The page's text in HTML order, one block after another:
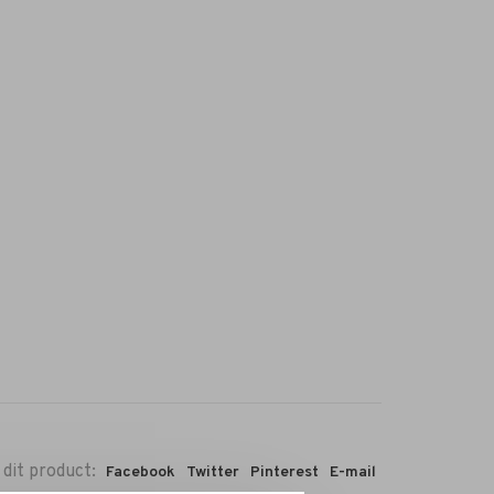
product: Facebook Twitter Pinterest E-mail